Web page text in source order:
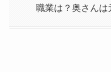
職業は？奥さんは